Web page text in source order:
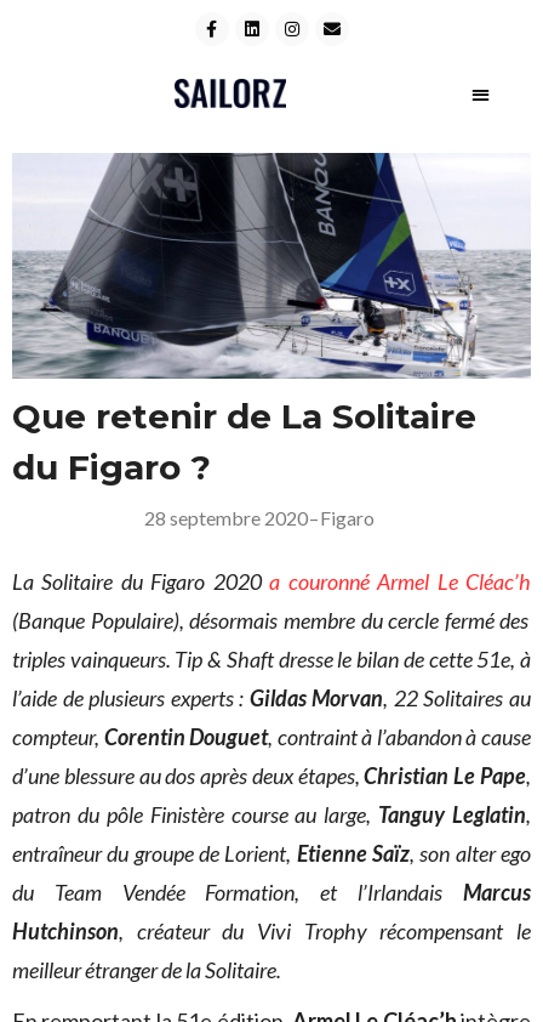
Que retenir de La Solitaire
du Figaro ?
28 septembre 2020–Figaro
La Solitaire du Figaro 2020a couronné Armel Le Cléac’h
(Banque Populaire), désormais membre du cercle fermé des
triples vainqueurs. Tip & Shaft dresse le bilan de cette 51e, à
l’aide de plusieurs experts : Gildas Morvan, 22 Solitaires au
compteur, Corentin Douguet, contraint à l’abandon à cause
d’une blessure au dos après deux étapes,Christian Le Pape,
patron du pôle Finistère course au large, Tanguy Leglatin,
entraîneur du groupe de Lorient, Etienne Saïz, son alter ego
du Team Vendée Formation, et l’Irlandais Marcus
Hutchinson, créateur du Vivi Trophy récompensant le
meilleur étranger de la Solitaire.